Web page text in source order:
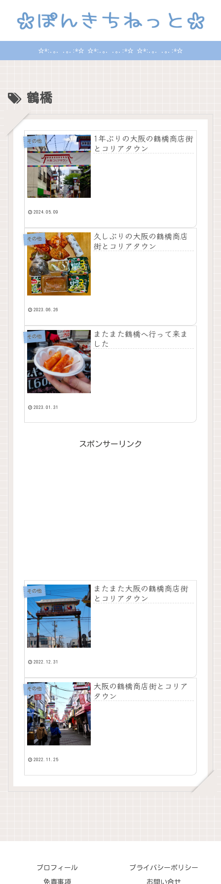
☆*:.｡. .｡.:*☆ ☆*:.｡. .｡.:*☆ ☆*:.｡. .｡.:*☆
鶴橋
その他
1年ぶりの大阪の鶴橋商店街
とコリアタウン
2024.05.09
その他
久しぶりの大阪の鶴橋商店
街とコリアタウン
2023.06.26
その他
またまた鶴橋へ行って来ま
した
2023.01.31
スポンサーリンク
その他
またまた大阪の鶴橋商店街
とコリアタウン
2022.12.31
その他
大阪の鶴橋商店街とコリア
タウン
2022.11.25
プロフィール プライバシーポリシー
免責事項 お問い合せ